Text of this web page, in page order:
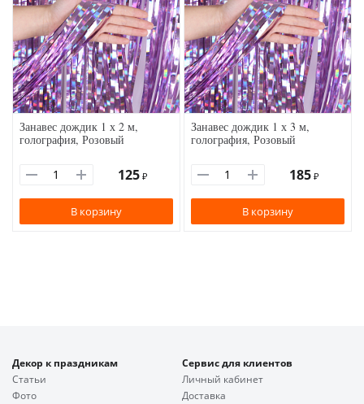
Занавес дождик 1 х 2 м,
голография, Розовый
125 ₽
В корзину
Занавес дождик 1 х 3 м,
голография, Розовый
185 ₽
В корзину
Декор к праздникам
Статьи
Фото
Сервис для клиентов
Личный кабинет
Доставка